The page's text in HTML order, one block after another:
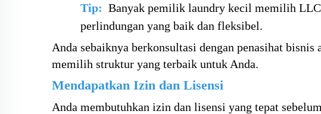
Tip: Banyak pemilik laundry kecil memilih
perlindungan yang baik dan fleksibel.
Anda sebaiknya berkonsultasi dengan penasihat bisnis
memilih struktur yang terbaik untuk Anda.
Mendapatkan Izin dan Lisensi
Anda membutuhkan izin dan lisensi yang tepat